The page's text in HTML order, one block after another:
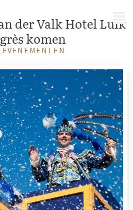
der Valk Hotel Luik
komen